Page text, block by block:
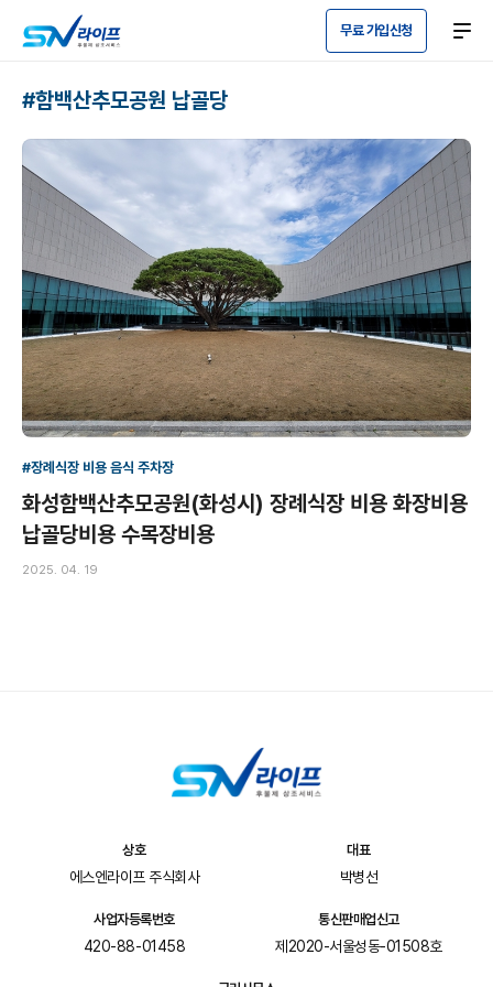
무료 가입신청
#함백산추모공원 납골당
#장례식장 비용 음식 주차장
화성함백산추모공원(화성시) 장례식장 비용 화장비용
납골당비용 수목장비용
2025. 04. 19
상호
에스엔라이프 주식회사
대표
박병선
사업자등록번호
420-88-01458
통신판매업신고
제2020-서울성동-01508호